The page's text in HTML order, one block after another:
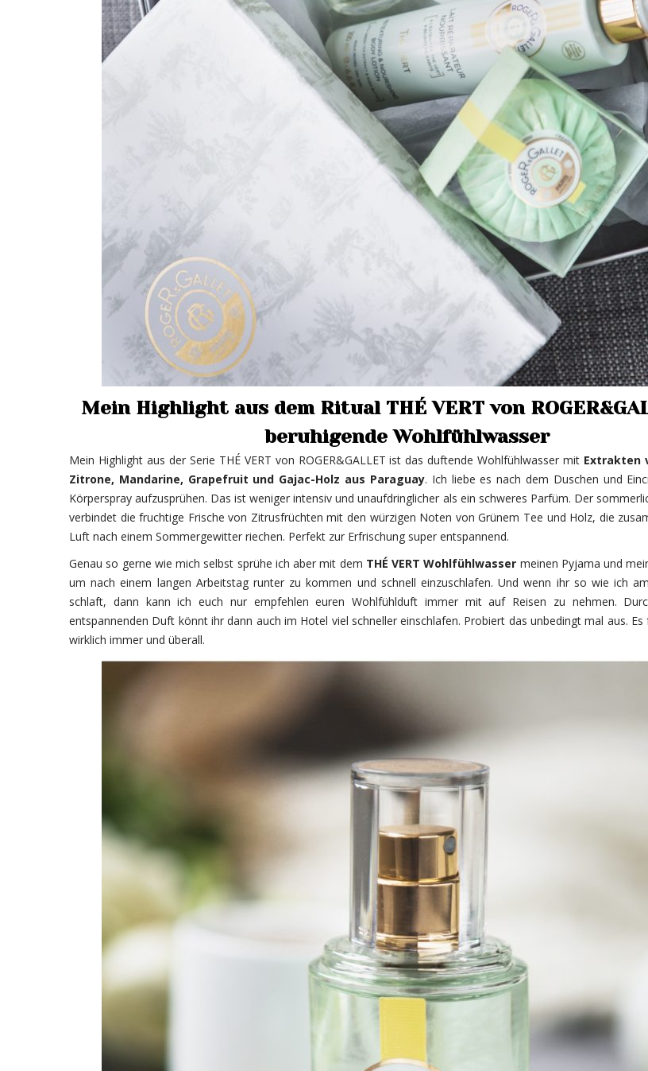
Mein Highlight aus dem Ritual THÉ VERT von
beruhigende Wohlfühlwasser
Mein Highlight aus der Serie THÉ VERT von ROGER&GALLET ist das duftende Wohlfühlwasser mit Extrakten
Zitrone, Mandarine, Grapefruit und Gajac-Holz aus Paraguay. Ich liebe es nach dem Duschen und
Körperspray aufzusprühen. Das ist weniger intensiv und unaufdringlicher als ein schweres Parfüm. Der
verbindet die fruchtige Frische von Zitrusfrüchten mit den würzigen Noten von Grünem Tee und Holz, die
Luft nach einem Sommergewitter riechen. Perfekt zur Erfrischung super entspannend.
Genau so gerne wie mich selbst sprühe ich aber mit dem THÉ VERT Wohlfühlwasser meinen Pyjama und
um nach einem langen Arbeitstag runter zu kommen und schnell einzuschlafen. Und wenn ihr so wie ich
schlaft, dann kann ich euch nur empfehlen euren Wohlfühlduft immer mit auf Reisen zu nehmen.
entspannenden Duft könnt ihr dann auch im Hotel viel schneller einschlafen. Probiert das unbedingt mal aus.
wirklich immer und überall.